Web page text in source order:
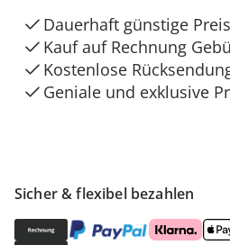
Sicher & flexibel bezahlen
Dauerhaft günstige
Kauf auf Rechnung
Kostenlose
Geniale und exklusive